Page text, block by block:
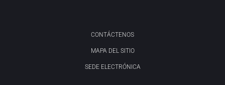
CONTÁCTENOS
MAPA DEL SITIO
SEDE ELECTRÓNICA